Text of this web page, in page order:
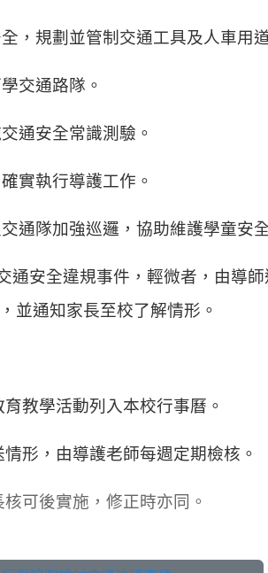
，規劃並管制交通工具及人車用
交通路隊。
通安全常識測驗。
實執行導護工作。
通隊加強巡邏，協助維護學童安
通安全違規事件，輕微者，由導
並通知家長至校了解情形。
育教學活動列入本校行事曆。
情形，由導護老師每週定期檢核。
可後實施，修正時亦同。